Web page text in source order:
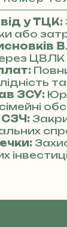
у ТЦК:
або
ЦВЛК
ЗСУ: